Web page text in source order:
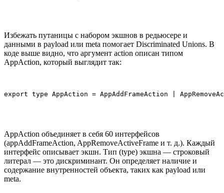
Избежать путаницы с набором экшнов в редьюсере и
данными в payload или meta помогает Discriminated Unions. В
коде выше видно, что аргумент action описан типом
AppAction, который выглядит так:
export type AppAction = AppAddFrameAction |
AppAction объединяет в себя 60 интерфейсов
(appAddFrameAction, AppRemoveActiveFrame и т. д.). Каждый
интерфейс описывает экшн. Тип (type) экшна — строковый
литерал — это дискриминант. Он определяет наличие и
содержание внутренностей объекта, таких как payload или
meta.